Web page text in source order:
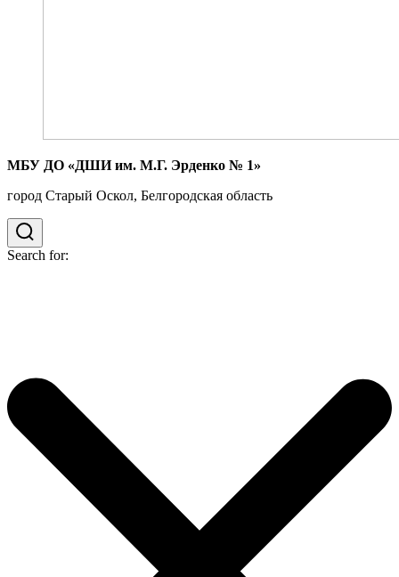
МБУ ДО «ДШИ им. М.Г. Эрденко № 1»
город Старый Оскол, Белгородская область
Search for: